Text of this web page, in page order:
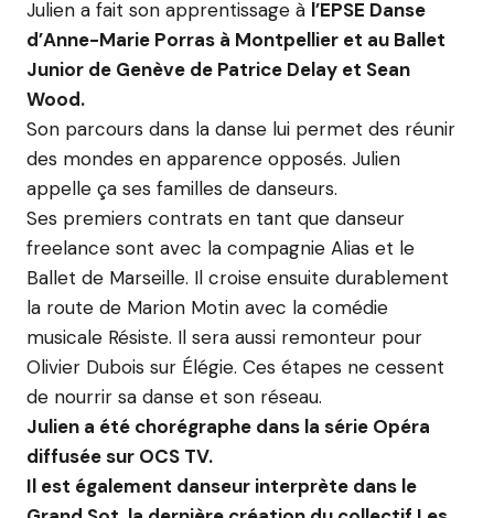
Julien a fait son apprentissage à l’EPSE Danse
d’Anne-Marie Porras à Montpellier et au Ballet
Junior de Genève de Patrice Delay et Sean
Wood.
Son parcours dans la danse lui permet des réunir
des mondes en apparence opposés. Julien
appelle ça ses familles de danseurs.
Ses premiers contrats en tant que danseur
freelance sont avec la compagnie Alias et le
Ballet de Marseille. Il croise ensuite durablement
la route de Marion Motin avec la comédie
musicale Résiste. Il sera aussi remonteur pour
Olivier Dubois sur Élégie. Ces étapes ne cessent
de nourrir sa danse et son réseau.
Julien a été chorégraphe dans la série Opéra
diffusée sur OCS TV.
Il est également danseur interprète dans le